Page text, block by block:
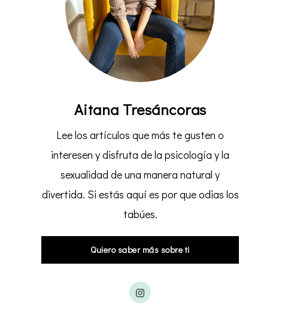
Aitana Tresáncoras
Lee los artículos que más te gusten o
interesen y disfruta de la psicología y la
sexualidad de una manera natural y
divertida. Si estás aquí es por que odias los
tabúes.
Quiero saber más sobre ti